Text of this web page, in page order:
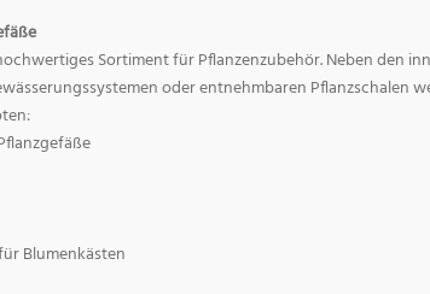
Sortiment für Pflanzenzubehör. Neben den
oder entnehmbaren Pflanzschalen
Blumenkästen